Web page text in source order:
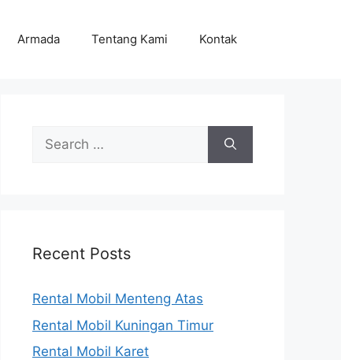
Armada Tentang Kami Kontak
Search
for:
Recent Posts
Rental Mobil Menteng Atas
Rental Mobil Kuningan Timur
Rental Mobil Karet